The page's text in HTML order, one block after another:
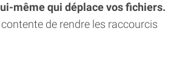
même qui déplace vos fichiers.
de rendre les raccourcis